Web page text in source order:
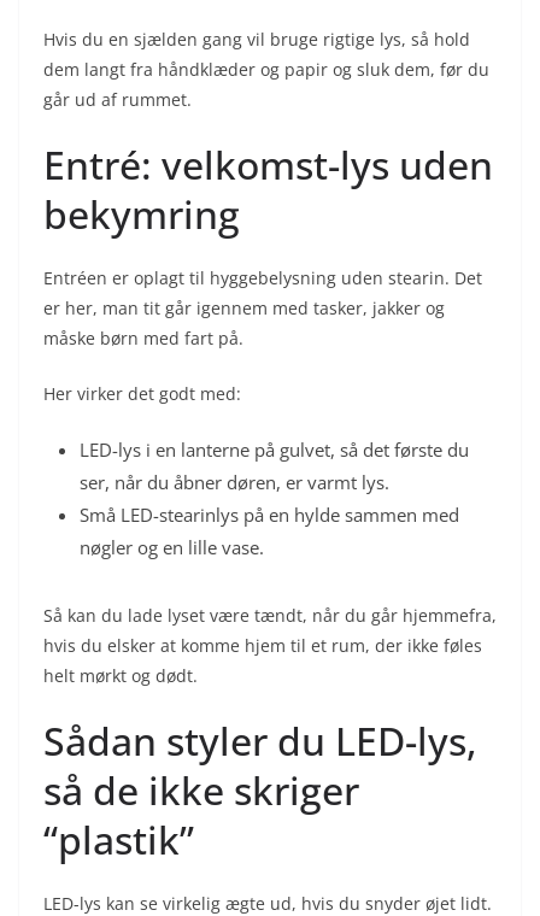
Hvis du en sjælden gang vil bruge rigtige lys, så hold
dem langt fra håndklæder og papir og sluk dem, før du
går ud af rummet.
Entré: velkomst-lys uden
bekymring
Entréen er oplagt til hyggebelysning uden stearin. Det
er her, man tit går igennem med tasker, jakker og
måske børn med fart på.
Her virker det godt med:
LED-lys i en lanterne på gulvet, så det første du
ser, når du åbner døren, er varmt lys.
Små LED-stearinlys på en hylde sammen med
nøgler og en lille vase.
Så kan du lade lyset være tændt, når du går hjemmefra,
hvis du elsker at komme hjem til et rum, der ikke føles
helt mørkt og dødt.
Sådan styler du LED-lys,
så de ikke skriger
“plastik”
LED-lys kan se virkelig ægte ud, hvis du snyder øjet lidt.